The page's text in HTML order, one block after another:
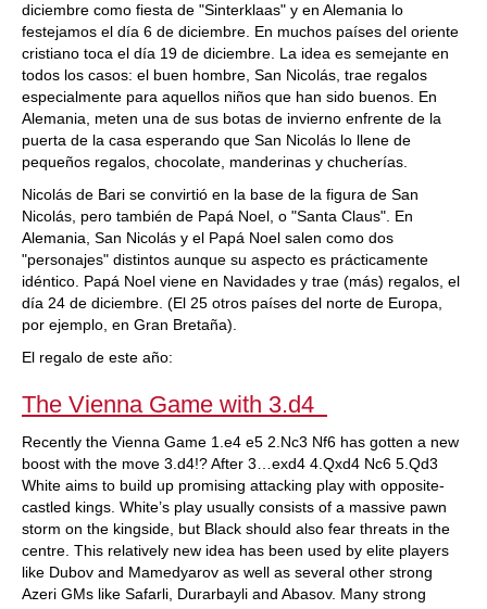
diciembre como fiesta de "Sinterklaas" y en Alemania lo
festejamos el día 6 de diciembre. En muchos países del oriente
cristiano toca el día 19 de diciembre. La idea es semejante en
todos los casos: el buen hombre, San Nicolás, trae regalos
especialmente para aquellos niños que han sido buenos. En
Alemania, meten una de sus botas de invierno enfrente de la
puerta de la casa esperando que San Nicolás lo llene de
pequeños regalos, chocolate, manderinas y chucherías.
Nicolás de Bari se convirtió en la base de la figura de San
Nicolás, pero también de Papá Noel, o "Santa Claus". En
Alemania, San Nicolás y el Papá Noel salen como dos
"personajes" distintos aunque su aspecto es prácticamente
idéntico. Papá Noel viene en Navidades y trae (más) regalos, el
día 24 de diciembre. (El 25 otros países del norte de Europa,
por ejemplo, en Gran Bretaña).
El regalo de este año:
The Vienna Game with 3.d4
Recently the Vienna Game 1.e4 e5 2.Nc3 Nf6 has gotten a new
boost with the move 3.d4!? After 3…exd4 4.Qxd4 Nc6 5.Qd3
White aims to build up promising attacking play with opposite-
castled kings. White’s play usually consists of a massive pawn
storm on the kingside, but Black should also fear threats in the
centre. This relatively new idea has been used by elite players
like Dubov and Mamedyarov as well as several other strong
Azeri GMs like Safarli, Durarbayli and Abasov. Many strong